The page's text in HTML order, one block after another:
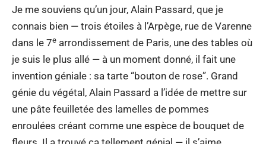
Je me souviens qu’un jour, Alain Passard, que je
connais bien — trois étoiles à l’Arpège, rue de Varenne
dans le 7e arrondissement de Paris, une des tables où
je suis le plus allé — à un moment donné, il fait une
invention géniale : sa tarte “bouton de rose”. Grand
génie du végétal, Alain Passard a l’idée de mettre sur
une pâte feuilletée des lamelles de pommes
enroulées créant comme une espèce de bouquet de